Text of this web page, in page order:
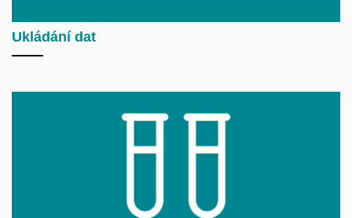
Ukládání dat